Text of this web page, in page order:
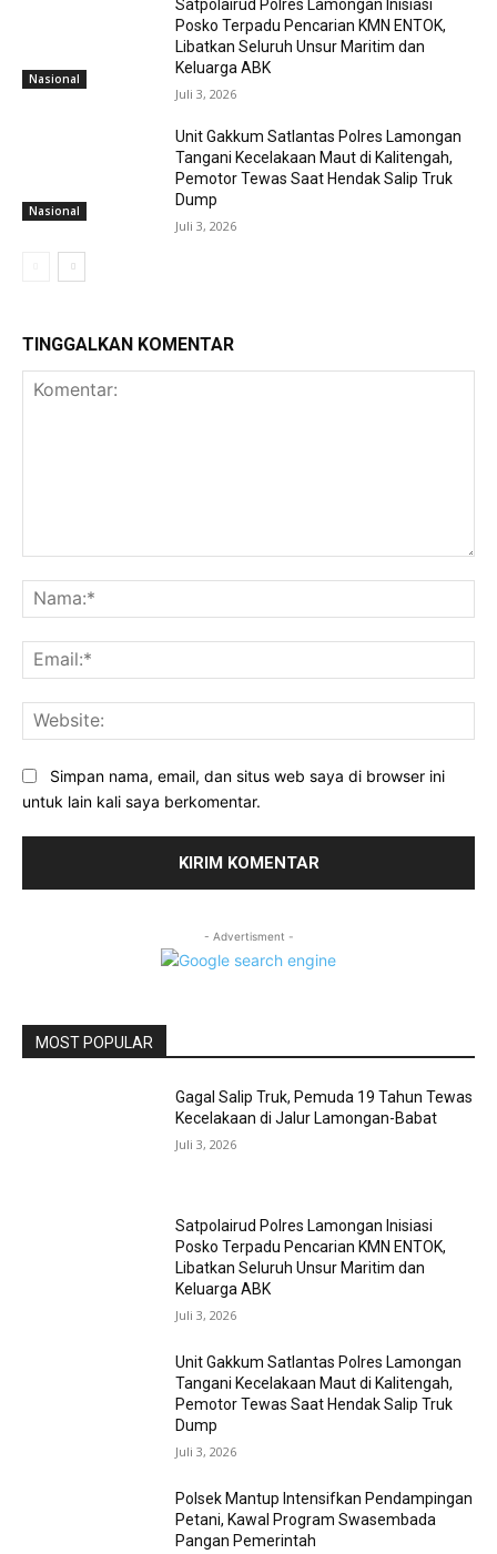
Nasional
Satpolairud Polres Lamongan Inisiasi
Posko Terpadu Pencarian KMN ENTOK,
Libatkan Seluruh Unsur Maritim dan
Keluarga ABK
Juli 3, 2026
Nasional
Unit Gakkum Satlantas Polres Lamongan
Tangani Kecelakaan Maut di Kalitengah,
Pemotor Tewas Saat Hendak Salip Truk
Dump
Juli 3, 2026
TINGGALKAN KOMENTAR
Simpan nama, email, dan situs web saya di browser ini
untuk lain kali saya berkomentar.
- Advertisment -
MOST POPULAR
Gagal Salip Truk, Pemuda 19 Tahun Tewas
Kecelakaan di Jalur Lamongan-Babat
Juli 3, 2026
Satpolairud Polres Lamongan Inisiasi
Posko Terpadu Pencarian KMN ENTOK,
Libatkan Seluruh Unsur Maritim dan
Keluarga ABK
Juli 3, 2026
Unit Gakkum Satlantas Polres Lamongan
Tangani Kecelakaan Maut di Kalitengah,
Pemotor Tewas Saat Hendak Salip Truk
Dump
Juli 3, 2026
Polsek Mantup Intensifkan Pendampingan
Petani, Kawal Program Swasembada
Pangan Pemerintah